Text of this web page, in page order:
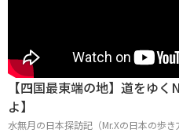
【四国最東端の地】道をゆ
よ】
水無月の日本探訪記（Mr.Xの日本の歩